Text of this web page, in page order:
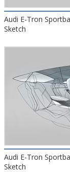
Audi E-Tron
Sketch
Audi E-Tron
Sketch